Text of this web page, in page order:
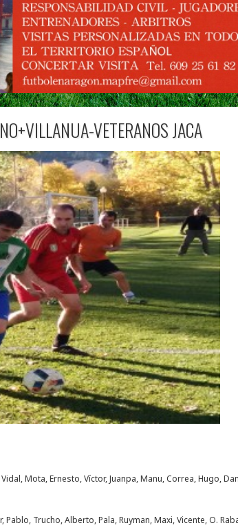
VETERANOS JACA
Mota, Ernesto, Víctor, Juanpa, Manu, Correa, Hugo,
Trucho, Alberto, Pala, Ruyman, Maxi, Vicente, O.